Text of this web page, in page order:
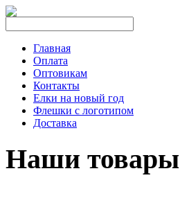
Главная
Оплата
Оптовикам
Контакты
Елки на новый год
Флешки с логотипом
Доставка
Наши товары